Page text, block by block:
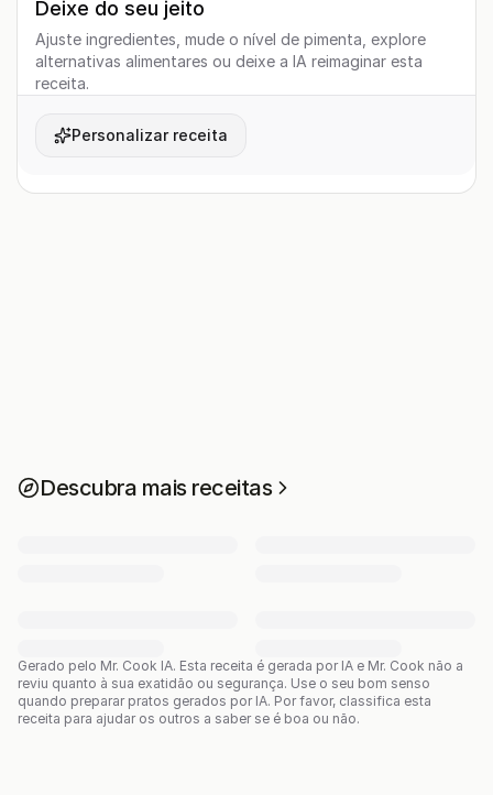
Deixe do seu jeito
Ajuste ingredientes, mude o nível de pimenta, explore
alternativas alimentares ou deixe a IA reimaginar esta
receita.
Personalizar receita
Descubra mais receitas
Gerado pelo Mr. Cook IA. Esta receita é gerada por IA e Mr. Cook não a
reviu quanto à sua exatidão ou segurança. Use o seu bom senso
quando preparar pratos gerados por IA. Por favor, classifica esta
receita para ajudar os outros a saber se é boa ou não.